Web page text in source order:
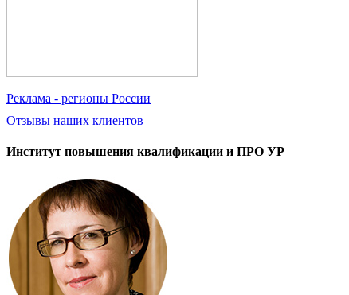
Реклама - регионы России
Отзывы наших клиентов
Институт повышения квалификации и ПРО УР